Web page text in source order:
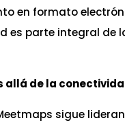
en formato
es parte integral de
allá de la
sigue